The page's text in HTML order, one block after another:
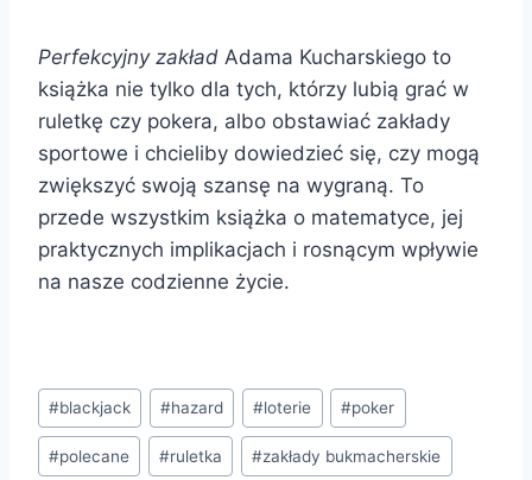
Perfekcyjny zakład Adama Kucharskiego to
książka nie tylko dla tych, którzy lubią grać w
ruletkę czy pokera, albo obstawiać zakłady
sportowe i chcieliby dowiedzieć się, czy mogą
zwiększyć swoją szansę na wygraną. To
przede wszystkim książka o matematyce, jej
praktycznych implikacjach i rosnącym wpływie
na nasze codzienne życie.
Tagi
wpisu:
#blackjack #hazard #loterie #poker
#polecane #ruletka #zakłady bukmacherskie